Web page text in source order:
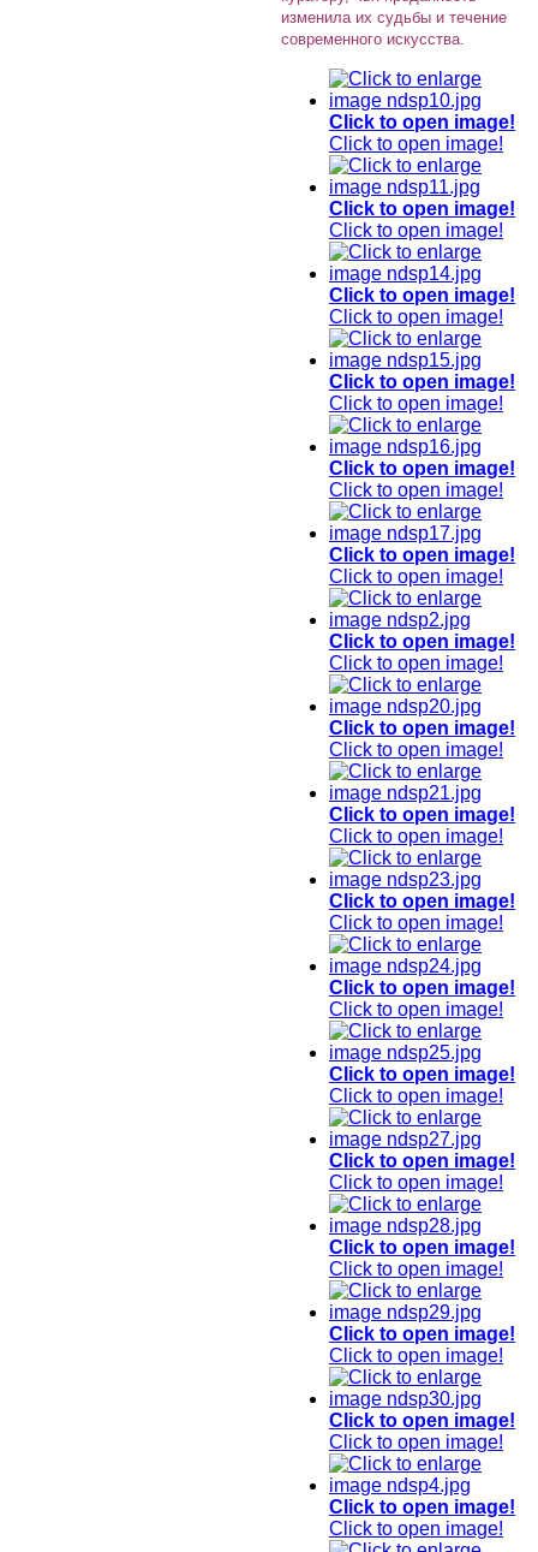
изменила их судьбы и течение
современного искусства.
Click to open image!
Click to open image!
Click to open image!
Click to open image!
Click to open image!
Click to open image!
Click to open image!
Click to open image!
Click to open image!
Click to open image!
Click to open image!
Click to open image!
Click to open image!
Click to open image!
Click to open image!
Click to open image!
Click to open image!
Click to open image!
Click to open image!
Click to open image!
Click to open image!
Click to open image!
Click to open image!
Click to open image!
Click to open image!
Click to open image!
Click to open image!
Click to open image!
Click to open image!
Click to open image!
Click to open image!
Click to open image!
Click to open image!
Click to open image!